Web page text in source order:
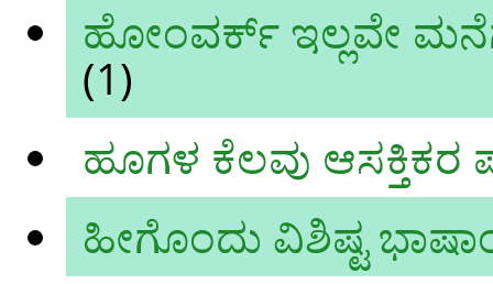
ಹೋಂವರ್ಕ್ ಇಲ್ಲವೇ
(1)
ಹೂಗಳ ಕೆಲವು
ಹೀಗೊಂದು ವಿಶಿಷ್ಟ